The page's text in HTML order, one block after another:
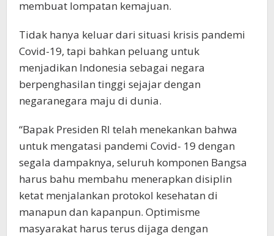
membuat lompatan kemajuan.
Tidak hanya keluar dari situasi krisis pandemi
Covid-19, tapi bahkan peluang untuk
menjadikan Indonesia sebagai negara
berpenghasilan tinggi sejajar dengan
negaranegara maju di dunia.
“Bapak Presiden RI telah menekankan bahwa
untuk mengatasi pandemi Covid- 19 dengan
segala dampaknya, seluruh komponen Bangsa
harus bahu membahu menerapkan disiplin
ketat menjalankan protokol kesehatan di
manapun dan kapanpun. Optimisme
masyarakat harus terus dijaga dengan